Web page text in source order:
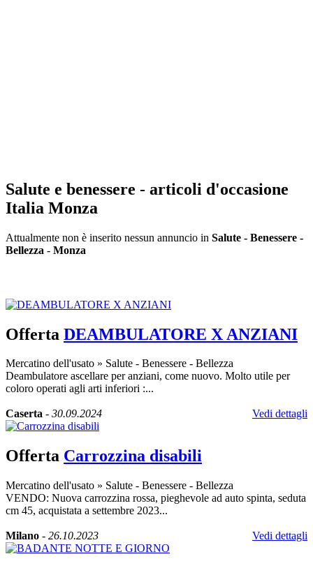
Salute e benessere - articoli d'occasione
Italia Monza
Attualmente non è inserito nessun annuncio in Salute - Benessere -
Bellezza - Monza
Offerta DEAMBULATORE X ANZIANI
Mercatino dell'usato » Salute - Benessere - Bellezza
Deambulatore ascellare per anziani, come nuovo. Molto utile per
coloro operati agli arti inferiori :...
Caserta - 30.09.2024 Vedi dettagli
Offerta Carrozzina disabili
Mercatino dell'usato » Salute - Benessere - Bellezza
VENDO: Nuova carrozzina rossa, pieghevole ad auto spinta, seduta
cm 45, acquistata a settembre 2023...
Milano - 26.10.2023 Vedi dettagli